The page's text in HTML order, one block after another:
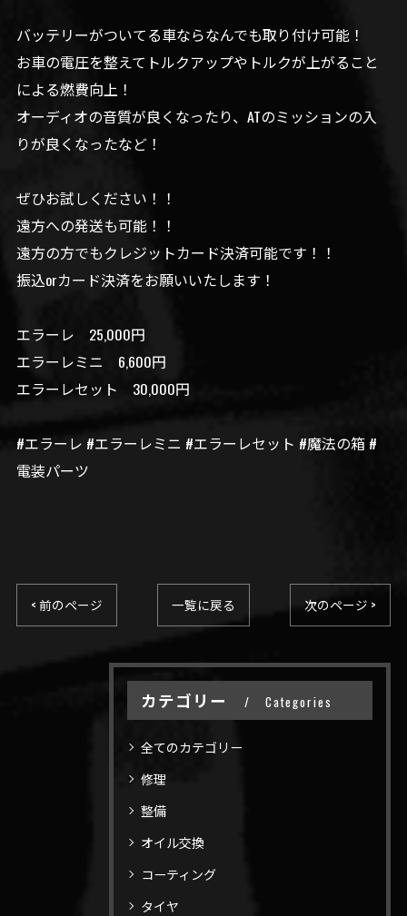
バッテリーがついてる車ならなんでも取り付け可能！
お車の電圧を整えてトルクアップやトルクが上がること
による燃費向上！
オーディオの音質が良くなったり、ATのミッションの入
りが良くなったなど！
ぜひお試しください！！
遠方への発送も可能！！
遠方の方でもクレジットカード決済可能です！！
振込orカード決済をお願いいたします！
エラーレ 25,000円
エラーレミニ 6,600円
エラーレセット 30,000円
#エラーレ #エラーレミニ #エラーレセット #魔法の箱 #
電装パーツ
< 前のページ 一覧に戻る 次のページ >
カテゴリー Categories
全てのカテゴリー
修理
整備
オイル交換
コーティング
タイヤ